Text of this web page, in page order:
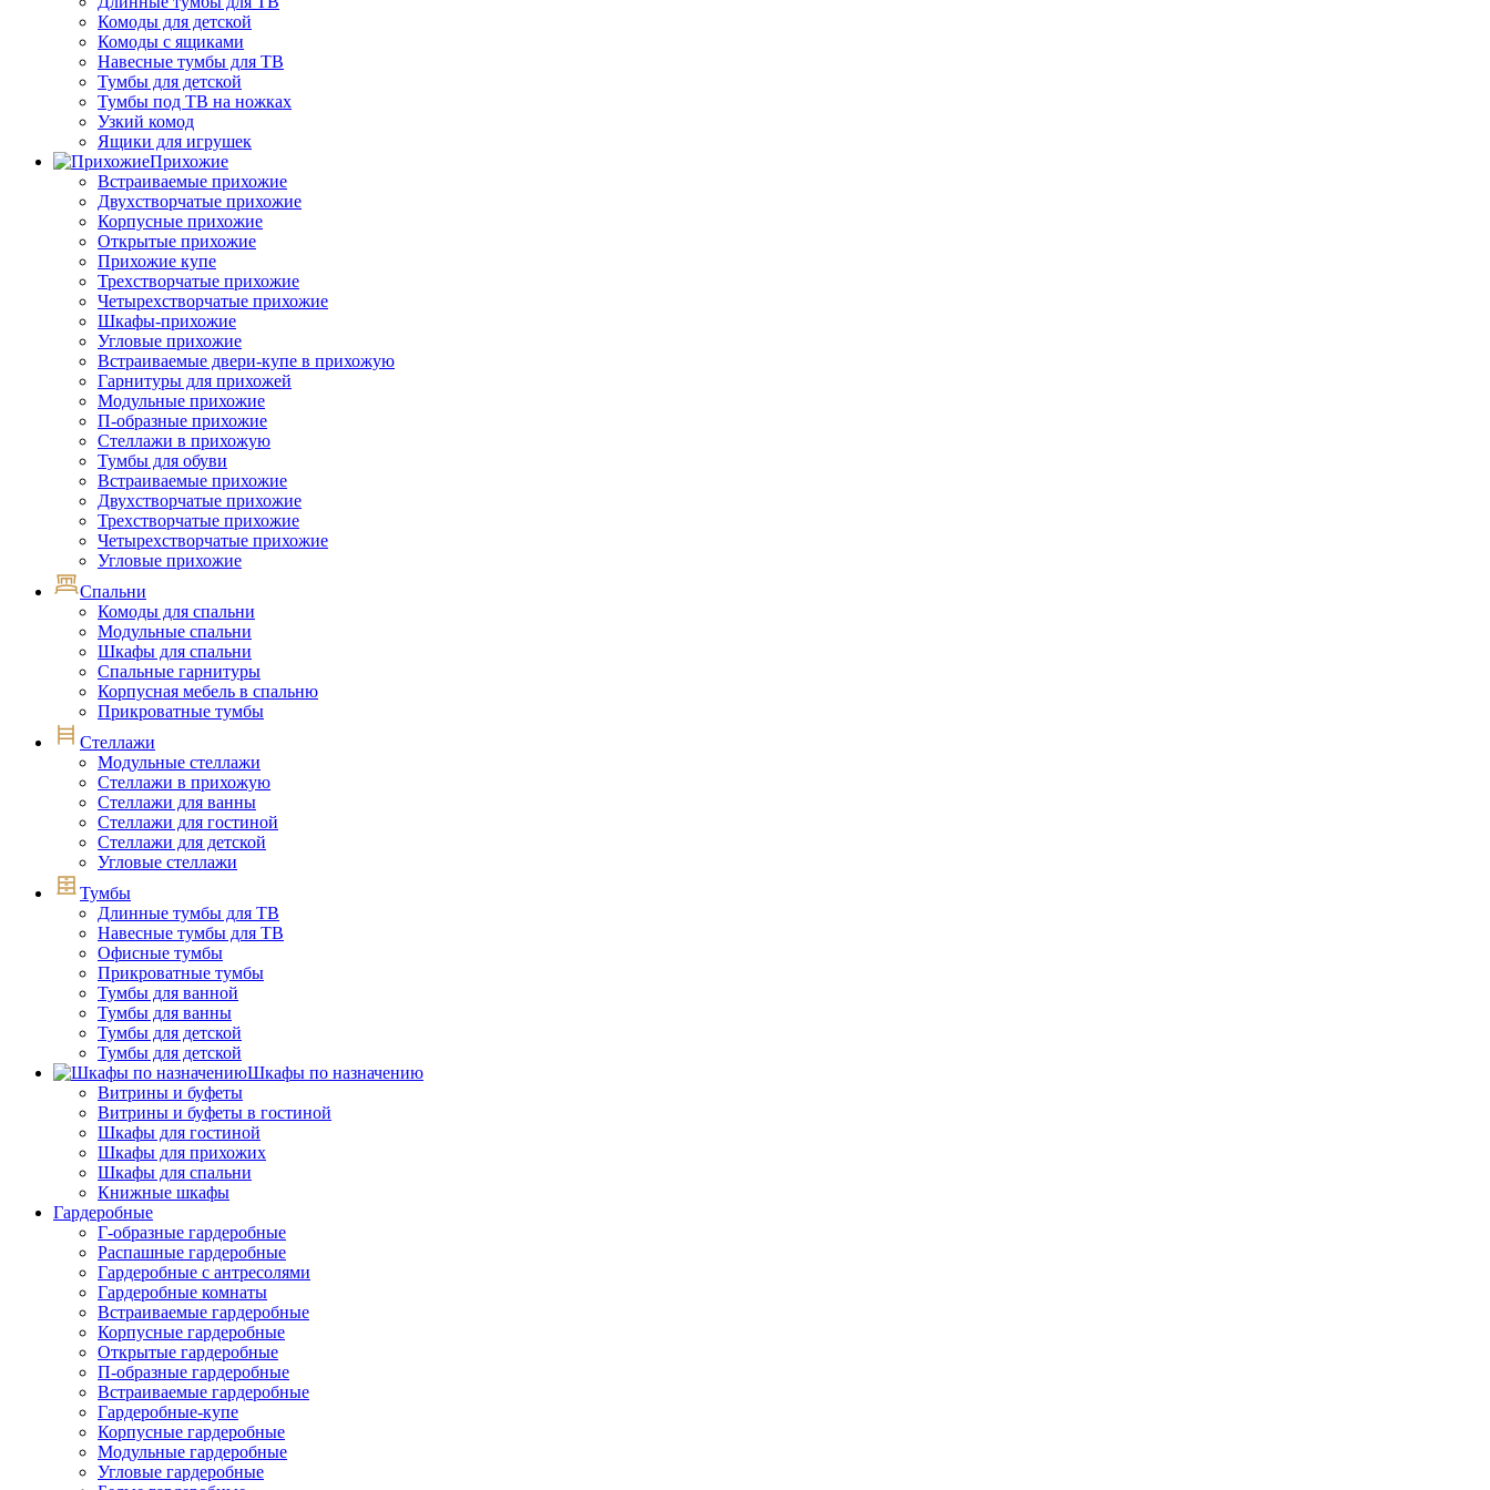
Комоды для детской
Комоды с ящиками
Навесные тумбы для ТВ
Тумбы для детской
Тумбы под ТВ на ножках
Узкий комод
Ящики для игрушек
Прихожие
Встраиваемые прихожие
Двухстворчатые прихожие
Корпусные прихожие
Открытые прихожие
Прихожие купе
Трехстворчатые прихожие
Четырехстворчатые прихожие
Шкафы-прихожие
Угловые прихожие
Встраиваемые двери-купе в прихожую
Гарнитуры для прихожей
Модульные прихожие
П-образные прихожие
Стеллажи в прихожую
Тумбы для обуви
Встраиваемые прихожие
Двухстворчатые прихожие
Трехстворчатые прихожие
Четырехстворчатые прихожие
Угловые прихожие
Спальни
Комоды для спальни
Модульные спальни
Шкафы для спальни
Спальные гарнитуры
Корпусная мебель в спальню
Прикроватные тумбы
Стеллажи
Модульные стеллажи
Стеллажи в прихожую
Стеллажи для ванны
Стеллажи для гостиной
Стеллажи для детской
Угловые стеллажи
Тумбы
Длинные тумбы для ТВ
Навесные тумбы для ТВ
Офисные тумбы
Прикроватные тумбы
Тумбы для ванной
Тумбы для ванны
Тумбы для детской
Тумбы для детской
Шкафы по назначению
Витрины и буфеты
Витрины и буфеты в гостиной
Шкафы для гостиной
Шкафы для прихожих
Шкафы для спальни
Книжные шкафы
Гардеробные
Г-образные гардеробные
Распашные гардеробные
Гардеробные с антресолями
Гардеробные комнаты
Встраиваемые гардеробные
Корпусные гардеробные
Открытые гардеробные
П-образные гардеробные
Встраиваемые гардеробные
Гардеробные-купе
Корпусные гардеробные
Модульные гардеробные
Угловые гардеробные